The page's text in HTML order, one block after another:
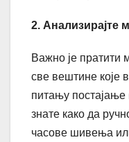
2. Анализирајте
Важно је пратити
све вештине које
питању постајање
знате како да
часове шивења